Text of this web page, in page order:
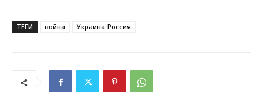
ТЕГИ война Украина-Россия